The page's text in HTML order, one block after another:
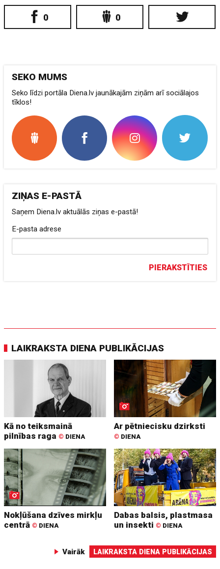
0 0
SEKO MUMS
Seko līdzi portāla Diena.lv jaunākajām ziņām arī sociālajos
tīklos!
ZIŅAS E-PASTĀ
Saņem Diena.lv aktuālās ziņas e-pastā!
E-pasta adrese
PIERAKSTĪTIES
LAIKRAKSTA DIENA PUBLIKĀCIJAS
Kā no teiksmainā
pilnības raga © DIENA
Ar pētniecisku dzirksti
© DIENA
Nokļūšana dzīves mirkļu
centrā © DIENA
Dabas balsis, plastmasa
un insekti © DIENA
Vairāk LAIKRAKSTA DIENA PUBLIKĀCIJAS